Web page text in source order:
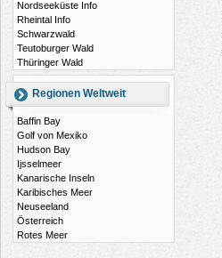
Nordseeküste Info
Rheintal Info
Schwarzwald
Teutoburger Wald
Thüringer Wald
Regionen Weltweit
Baffin Bay
Golf von Mexiko
Hudson Bay
Ijsselmeer
Kanarische Inseln
Karibisches Meer
Neuseeland
Österreich
Rotes Meer